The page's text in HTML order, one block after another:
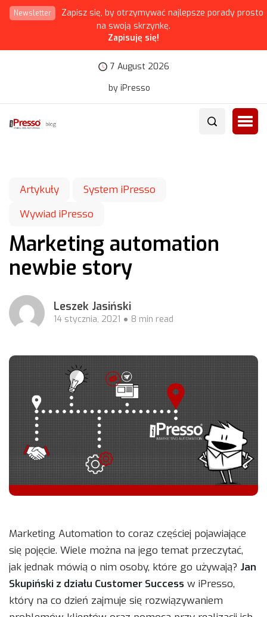
Newsletter
Zapisz się, by otrzymywać najlepsze porady prosto
na swoją skrzynkę.
Zapisuję się!
7 August 2026
by iPresso
Artykuły
System iPresso
Wywiad iPresso
Marketing automation
newbie story
Leszek Jasiński
14 stycznia, 2021 8 min read
Marketing Automation to coraz częściej pojawiające
się pojęcie. Wiele można na jego temat przeczytać,
jak jednak mówią o nim osoby, które go używają? Jan
Skupiński z działu Customer Success w iPresso,
który na co dzień zajmuje się rozwiązywaniem